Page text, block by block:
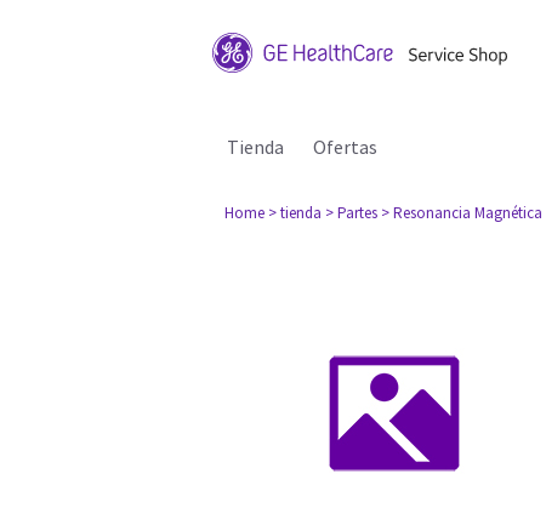
Tienda Ofertas
Home > tienda > Partes > Resonancia Magnética